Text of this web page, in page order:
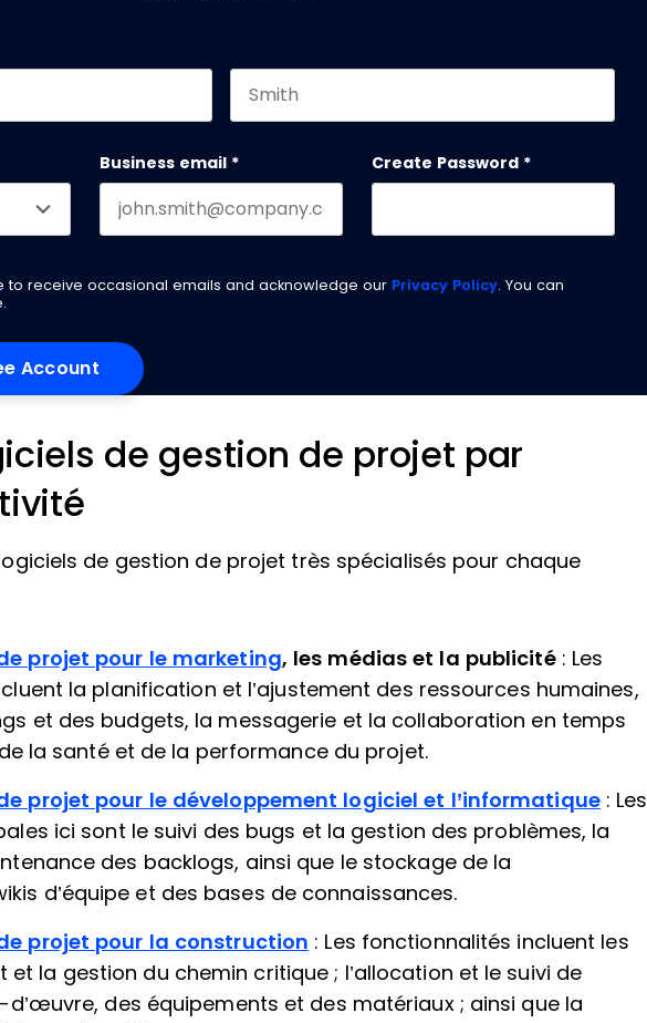
Business email * Create Password *
to receive occasional emails and acknowledge our Privacy Policy. You can
de gestion de projet par
logiciels de gestion de projet très spécialisés pour chaque
projet pour le marketing, les médias et la publicité: Les
la planification et l’ajustement des ressources humaines,
et des budgets, la messagerie et la collaboration en temps
la santé et de la performance du projet.
projet pour le développement logiciel et l’informatique: Les
ici sont le suivi des bugs et la gestion des problèmes, la
des backlogs, ainsi que le stockage de la
d’équipe et des bases de connaissances.
projet pour la construction : Les fonctionnalités incluent les
la gestion du chemin critique ; l’allocation et le suivi de
d’œuvre, des équipements et des matériaux ; ainsi que la